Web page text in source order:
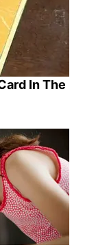
In The